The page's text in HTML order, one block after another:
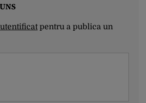
pentru a publica un